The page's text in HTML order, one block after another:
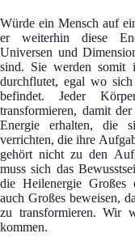
Würde ein Mensch auf
er weiterhin diese
Universen und
sind. Sie werden somit
durchflutet, egal wo
befindet. Jeder
transformieren, damit
Energie erhalten, die
verrichten, die ihre
gehört nicht zu den
muss sich das
die Heilenergie Großes
auch Großes beweisen,
zu transformieren. Wir
kommen.